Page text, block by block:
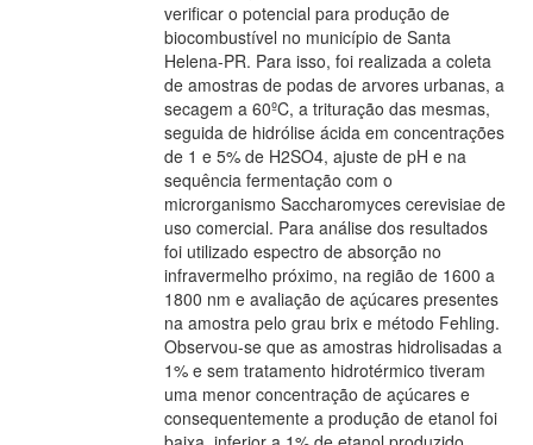
verificar o potencial para produção de
biocombustível no município de Santa
Helena-PR. Para isso, foi realizada a coleta
de amostras de podas de arvores urbanas, a
secagem a 60ºC, a trituração das mesmas,
seguida de hidrólise ácida em concentrações
de 1 e 5% de H2SO4, ajuste de pH e na
sequência fermentação com o
microrganismo Saccharomyces cerevisiae de
uso comercial. Para análise dos resultados
foi utilizado espectro de absorção no
infravermelho próximo, na região de 1600 a
1800 nm e avaliação de açúcares presentes
na amostra pelo grau brix e método Fehling.
Observou-se que as amostras hidrolisadas a
1% e sem tratamento hidrotérmico tiveram
uma menor concentração de açúcares e
consequentemente a produção de etanol foi